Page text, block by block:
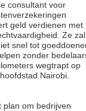
consultant voor
geld verdienen met
Ze zal
snel tot
zonder
wegtrapt op
Nairobi.
plan om bedrijven